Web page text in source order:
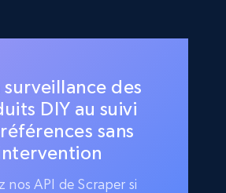
surveillance des
DIY au suivi
sans
nos API de Scraper si